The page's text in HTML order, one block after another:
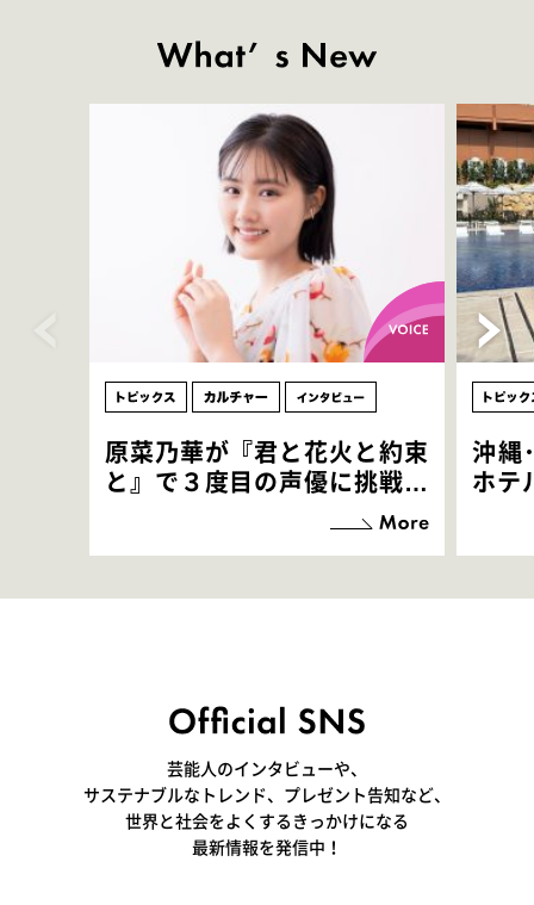
原菜乃華が『君と花火と約束
と』で３度目の声優に挑戦！
「お邪魔させてもらっている
感覚ですが､お芝居に没頭で
沖縄
ホテ
芸能人のインタビューや、
サステナブルなトレンド、プレゼント告知など、
世界と社会をよくするきっかけになる
最新情報を発信中！